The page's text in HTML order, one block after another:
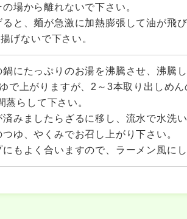
場から離れないで下さい。
ると、麺が急激に加熱膨張して油が飛
げないで下さい。
鍋にたっぷりのお湯を沸騰させ、沸騰
で上がりますが、2～3本取り出しめ
蒸らして下さい。
済みましたらざるに移し、流水で水洗い
つゆ、やくみでお召し上がり下さい。
もよく合いますので、ラーメン風に